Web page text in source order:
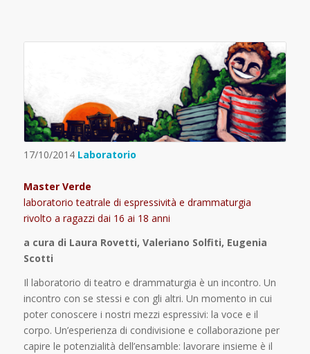
17/10/2014 Laboratorio
Master Verde
laboratorio teatrale di espressività e drammaturgia
rivolto a ragazzi dai 16 ai 18 anni
a cura di Laura Rovetti, Valeriano Solfiti, Eugenia
Scotti
Il laboratorio di teatro e drammaturgia è un incontro. Un
incontro con se stessi e con gli altri. Un momento in cui
poter conoscere i nostri mezzi espressivi: la voce e il
corpo. Un’esperienza di condivisione e collaborazione per
capire le potenzialità dell’ensamble: lavorare insieme è il